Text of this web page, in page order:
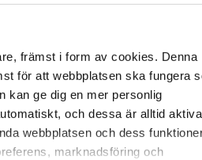
främst i form av cookies. Denna
för att webbplatsen ska fungera
kan ge dig en mer personlig
och dessa är alltid
webbplatsen och dess
marknadsföring och